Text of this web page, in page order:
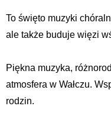
To święto muzyki
ale także buduje więzi
Piękna muzyka,
atmosfera w Wałczu.
rodzin.